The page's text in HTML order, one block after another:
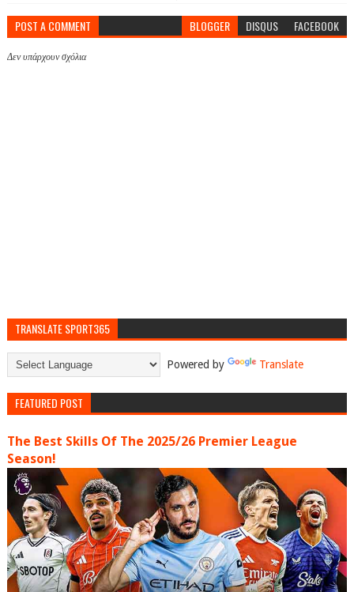
POST A COMMENT BLOGGER DISQUS FACEBOOK
Δεν υπάρχουν σχόλια
TRANSLATE SPORT365
Powered by Translate
FEATURED POST
The Best Skills Of The 2025/26 Premier League
Season!